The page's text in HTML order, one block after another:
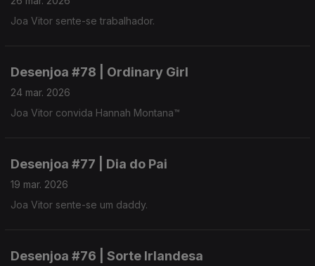
Joa Vitor sente-se trabalhador.
Desenjoa #78 | Ordinary Girl
24 mar. 2026
Joa Vitor convida Hannah Montana™
Desenjoa #77 | Dia do Pai
19 mar. 2026
Joa Vitor sente-se um daddy.
Desenjoa #76 | Sorte Irlandesa